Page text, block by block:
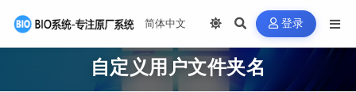
登录
自定义用户文件夹名